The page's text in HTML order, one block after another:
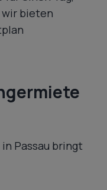
wir bieten
Passau bringt